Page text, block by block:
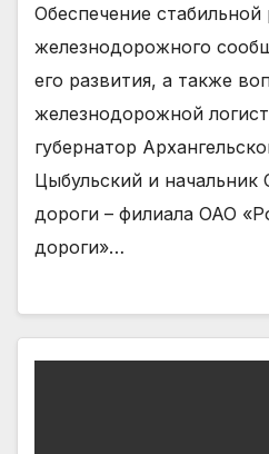
Обеспечение стабильной
железнодорожного
его развития, а также
железнодорожной
губернатор
Цыбульский и начальник
дороги – филиала ОАО
дороги»…